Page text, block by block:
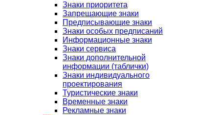
Знаки приоритета
Запрещающие знаки
Предписывающие знаки
Знаки особых предписаний
Информационные знаки
Знаки сервиса
Знаки дополнительной
информации (таблички)
Знаки индивидуального
проектирования
Туристические знаки
Временные знаки
Рекламные знаки